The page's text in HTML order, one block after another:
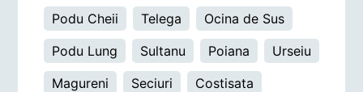
Podu Cheii
Telega
Ocina de Sus
Podu Lung
Sultanu Poiana
Urseiu
Magureni
Seciuri
Costisata